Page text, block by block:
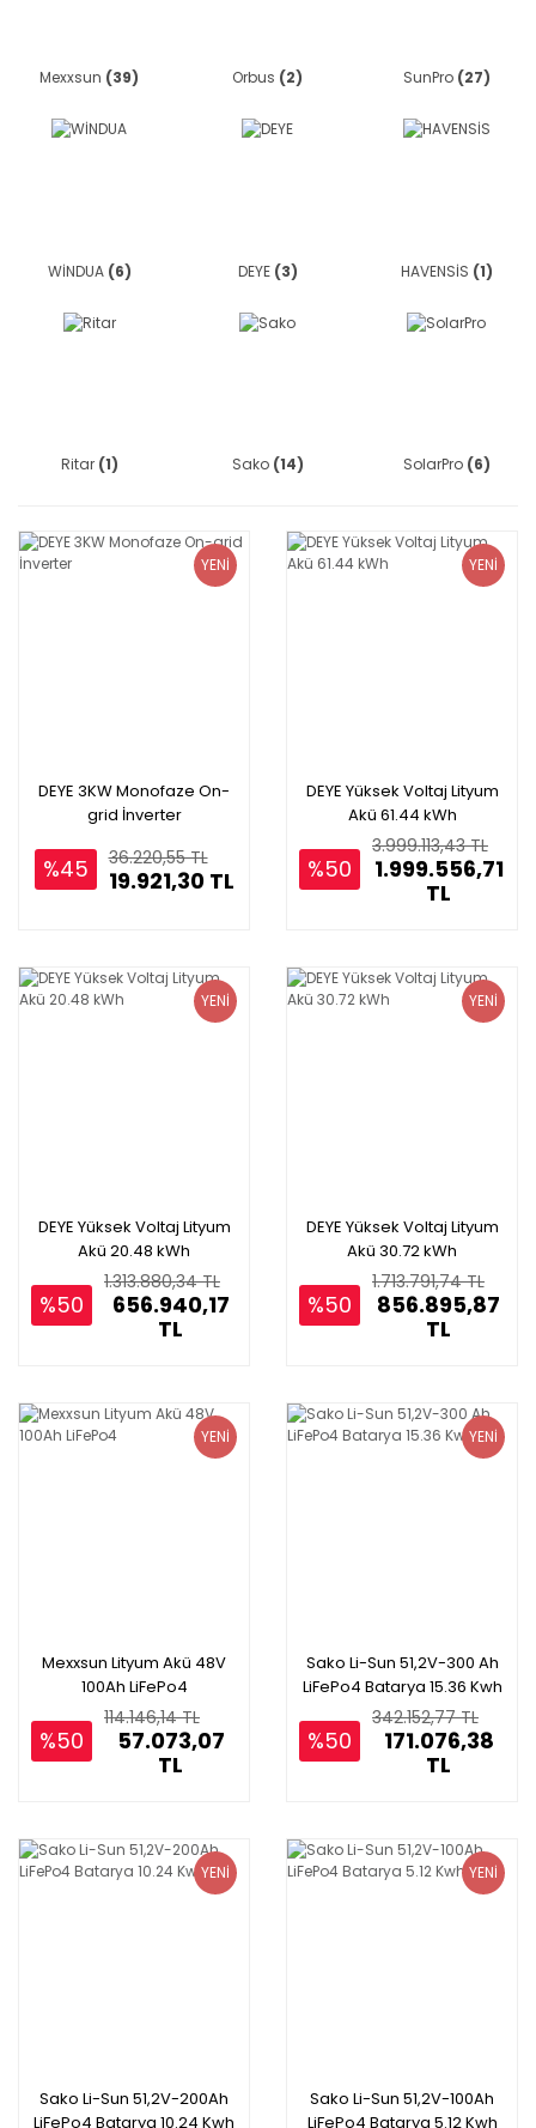
Mexxsun (39) Orbus (2) SunPro (27)
WİNDUA (6) DEYE (3) HAVENSİS (1)
Ritar (1) Sako (14) SolarPro (6)
YENİ
DEYE 3KW Monofaze On-
grid İnverter
%45 36.220,55 TL
19.921,30 TL
YENİ
DEYE Yüksek Voltaj Lityum
Akü 61.44 kWh
%50
3.999.113,43 TL
1.999.556,71
TL
YENİ
DEYE Yüksek Voltaj Lityum
Akü 20.48 kWh
%50
1.313.880,34 TL
656.940,17
TL
YENİ
DEYE Yüksek Voltaj Lityum
Akü 30.72 kWh
%50
1.713.791,74 TL
856.895,87
TL
YENİ
Mexxsun Lityum Akü 48V
100Ah LiFePo4
%50
114.146,14 TL
57.073,07
TL
YENİ
Sako Li-Sun 51,2V-300 Ah
LiFePo4 Batarya 15.36 Kwh
%50
342.152,77 TL
171.076,38
TL
YENİ
Sako Li-Sun 51,2V-200Ah
LiFePo4 Batarya 10.24 Kwh
YENİ
Sako Li-Sun 51,2V-100Ah
LiFePo4 Batarya 5.12 Kwh